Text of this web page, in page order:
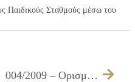
Παιδικούς Σταθμούς μέσω του
004/2009 – Ορισμός μελών και εκλογή Προέδρου & Αντιπροέδρου του Δ.Σ. του Πολιτιστικού Κέντρου Δήμου Ιλίου (άρθρο 240 του Ν. 3463/2006)